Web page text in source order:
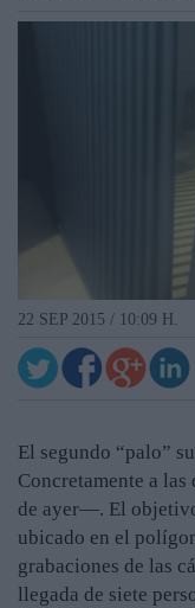
22 SEP 2015 / 10:09 H.
El segundo “palo”
Concretamente a
de ayer—. El
ubicado en el
grabaciones de las
llegada de siete